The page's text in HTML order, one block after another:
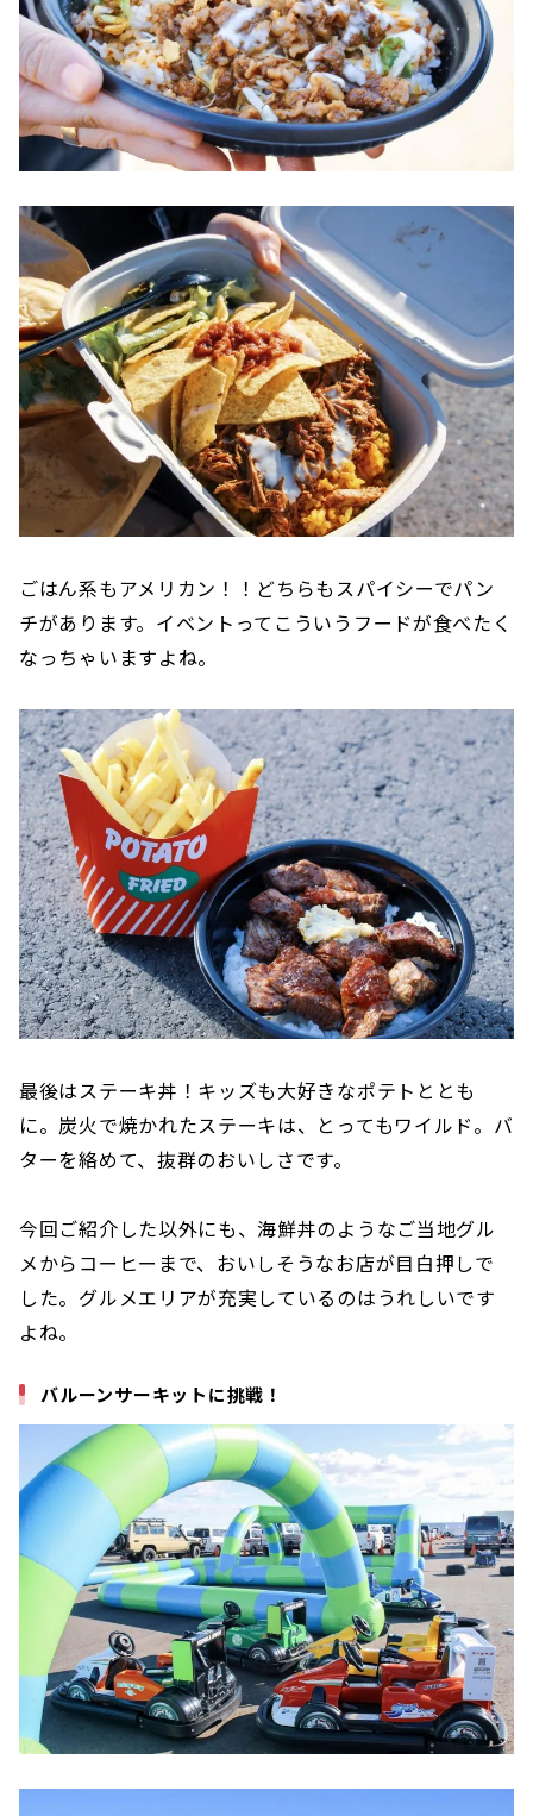
ごはん系もアメリカン！！どちらもスパイシーでパン
チがあります。イベントってこういうフードが食べたく
なっちゃいますよね。
最後はステーキ丼！キッズも大好きなポテトととも
に。炭火で焼かれたステーキは、とってもワイルド。バ
ターを絡めて、抜群のおいしさです。
今回ご紹介した以外にも、海鮮丼のようなご当地グル
メからコーヒーまで、おいしそうなお店が目白押しで
した。グルメエリアが充実しているのはうれしいです
よね。
バルーンサーキットに挑戦！